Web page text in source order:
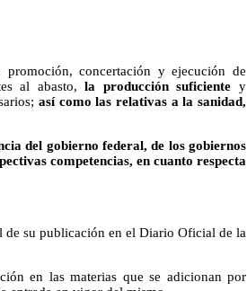
concertación y ejecución de
al abasto,la producción suficiente y
así como las relativas a la sanidad,
del gobierno federal, de los gobiernos
competencias, en cuanto respecta
de su publicación en el Diario Oficial de la
en las materias que se adicionan por